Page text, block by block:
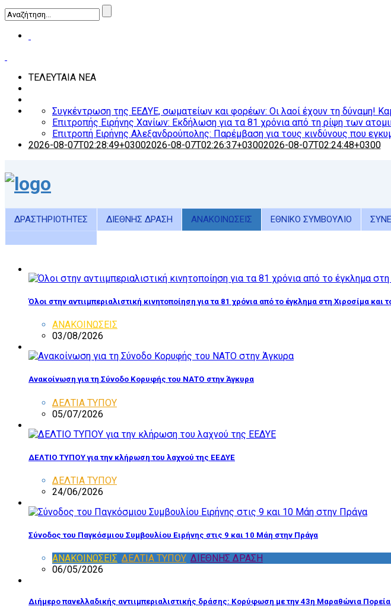
ΤΕΛΕΥΤΑΙΑ ΝΕΑ
Συγκέντρωση της ΕΕΔΥΕ, σωματείων και φορέων: Οι λαοί έχουν τη δύναμη!
Επιτροπής Ειρήνης Χανίων: Εκδήλωση για τα 81 χρόνια από τη ρίψη των
Επιτροπή Ειρήνης Αλεξανδρούπολης: Παρέμβαση για τους κινδύνους που
2026-08-07T02:28:49+03002026-08-07T02:26:37+03002026-08-07T02:24:48+0300
ΔΡΑΣΤΗΡΙΟΤΗΤΕΣ ΔΙΕΘΝΗΣ ΔΡΑΣΗ ΑΝΑΚΟΙΝΩΣΕΙΣ ΕΘΝΙΚΟ ΣΥΜΒΟΥΛΙΟ
Όλοι στην αντιιμπεριαλιστική κινητοποίηση για τα 81 χρόνια από το έγκλημα στη Χιροσίμα και
ΑΝΑΚΟΙΝΩΣΕΙΣ
03/08/2026
Ανακοίνωση για τη Σύνοδο Κορυφής του ΝΑΤΟ στην Άγκυρα
ΔΕΛΤΙΑ ΤΥΠΟΥ
05/07/2026
ΔΕΛΤΙΟ ΤΥΠΟΥ για την κλήρωση του λαχνού της ΕΕΔΥΕ
ΔΕΛΤΙΑ ΤΥΠΟΥ
24/06/2026
Σύνοδος του Παγκόσμιου Συμβουλίου Ειρήνης στις 9 και 10 Μάη στην Πράγα
ΑΝΑΚΟΙΝΩΣΕΙΣ ΔΕΛΤΙΑ ΤΥΠΟΥ ΔΙΕΘΝΗΣ ΔΡΑΣΗ
06/05/2026
Διήμερο πανελλαδικής αντιιμπεριαλιστικής δράσης: Κορύφωση με την 43η Μαραθώνια Πορεία